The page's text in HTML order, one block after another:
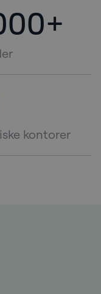
kontorer